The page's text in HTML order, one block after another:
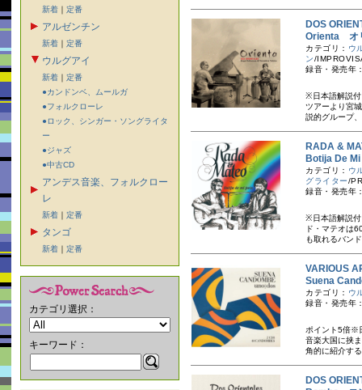
新着 ｜ 定番
アルゼンチン
新着 ｜ 定番
ウルグアイ
新着 ｜ 定番
●カンドンベ、ムールガ
●フォルクローレ
●ロック、シンガー・ソングライタ
ー
●ジャズ
●中古CD
アンデス音楽、フォルクロー
レ
新着 ｜ 定番
タンゴ
新着 ｜ 定番
カテゴリ選択：
キーワード：
DOS
Orienta オ
カテゴリ： ウ
ン/
録音・発売年
※日本語解説付
ツアーより宮
説的グループ
RADA &
Botija De
カテゴリ： ウ
グライター/
録音・発売
※日本語解説付
ド・マテオは
も取れるバン
VARIOUS
Suena
カテゴリ： ウ
録音・発売
ポイント5倍※
音楽大国に挟
角的に紹介す
DOS